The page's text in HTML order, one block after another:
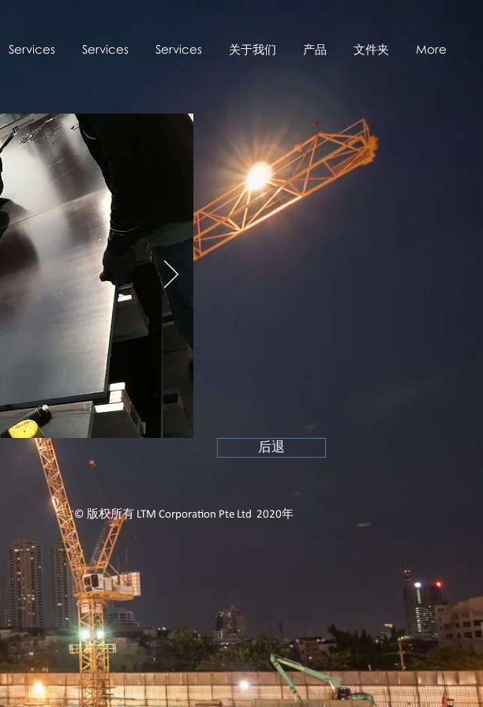
Services Services Services 关于我们 产品 文件夹 More
后退
© 版权所有 LTM Corporation Pte Ltd 2020年